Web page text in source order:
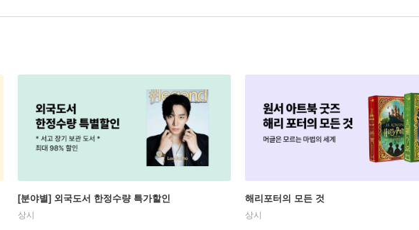
[분야별] 외국도서 한정수량 특가할인
상시
해리포터의 모든 것
상시